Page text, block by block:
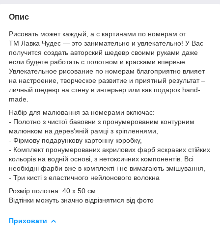
Опис
Рисовать может каждый, а с картинами по номерам от
ТМ Лавка Чудес — это занимательно и увлекательно! У Вас
получится создать авторский шедевр своими руками даже
если будете работать с полотном и красками впервые.
Увлекательное рисование по номерам благоприятно влияет
на настроение, творческое развитие и приятный результат –
личный шедевр на стену в интерьер или как подарок hand-
made.
Набір для малювання за номерами включає:
- Полотно з чистої бавовни з пронумерованим контурним
малюнком на дерев'яній рамці з кріпленнями,
- Фірмову подарункову картонну коробку,
- Комплект пронумерованих акрилових фарб яскравих стійких
кольорів на водній основі, з нетоксичних компонентів. Всі
необхідні фарби вже в комплекті і не вимагають змішування,
- Три кисті з еластичного нейлонового волокна
Розмір полотна: 40 х 50 см
Відтінки можуть значно відрізнятися від фото
Приховати